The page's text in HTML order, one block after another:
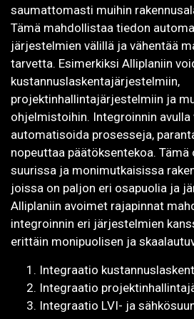
saumattomasti muihin
Tämä mahdollistaa tiedon
järjestelmien välillä ja vähentää
tarvetta. Esimerkiksi Alliplaniin
kustannuslaskentajärjestelmiin,
projektinhallintajärjestelmiin ja
ohjelmistoihin. Integroinnin avulla
automatisoida prosesseja,
nopeuttaa päätöksentekoa.
suurissa ja monimutkaisissa
joissa on paljon eri osapuolia ja
Alliplaniin avoimet rajapinnat
integroinnin eri järjestelmien
erittäin monipuolisen ja
Integraatio
Integraatio
Integraatio LVI- ja